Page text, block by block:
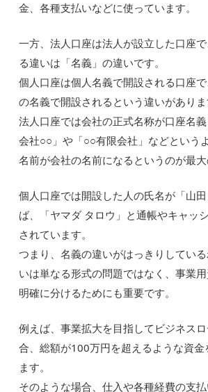
金、各種支払いなどに使っています。
一方、法人口座は法人が設立した口座
る違いは「名義」の違いです。
個人口座は個人名義で開設される口座
の名義で開設されるという違いがありま
法人口座では会社の正式名称が口座名
会社○○」や「○○有限会社」などという
名前が会社の名前になるというのが最大
個人口座では開設した人の氏名が「山
ば、「ヤマダ タロウ」と通帳やキャッ
されています。
つまり、名義の違いがはっきりしてい
いは単なる形式の問題ではなく、事業
明確に分けるためにも重要です。
例えば、事業拡大を目指してビジネス
合、総額が100万円を超えるような資金
ます。
そのような場合、仕入や各種経費の支